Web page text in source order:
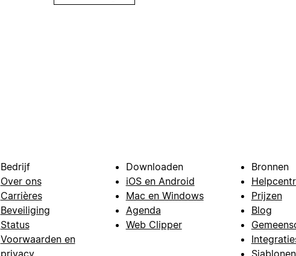
Bedrijf
Over ons
Carrières
Beveiliging
Status
Voorwaarden en
Downloaden
iOS en Android
Mac en Windows
Agenda
Web Clipper
Bronnen
Prijzen
Blog